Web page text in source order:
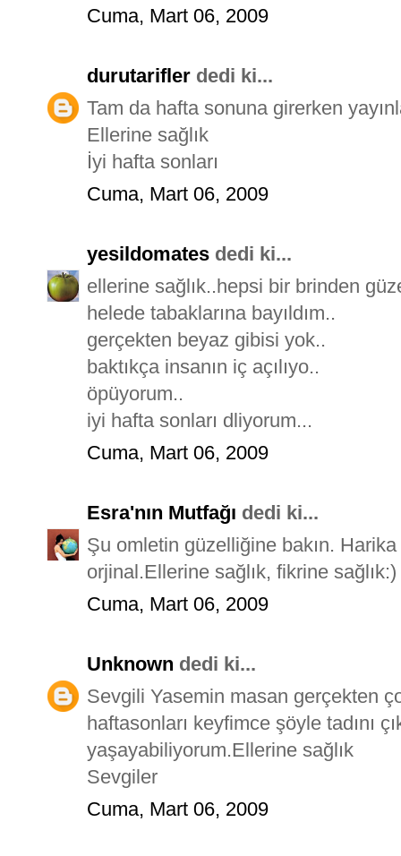
Cuma, Mart 06, 2009
durutarifler dedi ki...
Tam da hafta sonuna girerken
Ellerine sağlık
İyi hafta sonları
Cuma, Mart 06, 2009
yesildomates dedi ki...
ellerine sağlık..hepsi bir brinden
helede tabaklarına bayıldım..
gerçekten beyaz gibisi yok..
baktıkça insanın iç açılıyo..
öpüyorum..
iyi hafta sonları dliyorum...
Cuma, Mart 06, 2009
Esra'nın Mutfağı dedi ki...
Şu omletin güzelliğine bakın.
orjinal.Ellerine sağlık, fikrine sağlık:)
Cuma, Mart 06, 2009
Unknown dedi ki...
Sevgili Yasemin masan gerçekten
haftasonları keyfimce şöyle tadını
yaşayabiliyorum.Ellerine sağlık
Sevgiler
Cuma, Mart 06, 2009